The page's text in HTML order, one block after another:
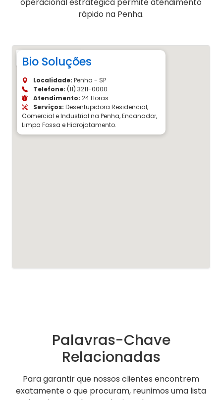
operacional estratégica permite atendimento
rápido na Penha.
Bio Soluções
Localidade: Penha - SP
Telefone: (11) 3211-0000
Atendimento: 24 Horas
Serviços: Desentupidora Residencial,
Comercial e Industrial na Penha, Encanador,
Limpa Fossa e Hidrojatamento.
Palavras-Chave
Relacionadas
Para garantir que nossos clientes encontrem
exatamente o que procuram, reunimos uma lista